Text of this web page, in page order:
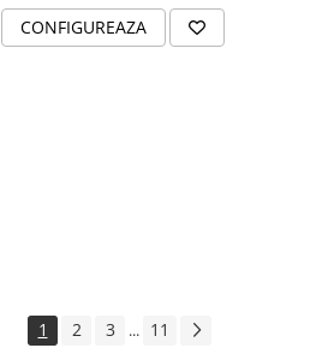
CONFIGUREAZA
1 2 3 ... 11